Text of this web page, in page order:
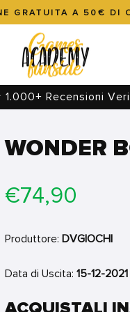
in
pausa
GRATUITA A 50€ DI
Recensioni
WONDER
Prezzo
di
€74,90
Produttore: DVGIOCHI
Data di Uscita:15-12-2021
ACQUISTALI